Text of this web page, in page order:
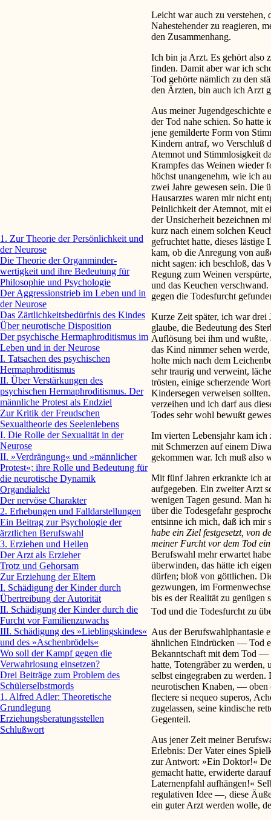
Leicht war auch zu verstehen,
Nahestehender zu reagieren,
den Zusammenhang.
Ich bin ja Arzt. Es gehört also
finden. Damit aber war ich
Tod gehörte nämlich zu den
den Ärzten, bin auch ich Arzt
Aus meiner Jugendgeschichte
der Tod nahe schien. So hatte
jene gemilderte Form von
Kindern antraf, wo Verschluß
Atemnot und Stimmlosigkeit
Krampfes das Weinen wieder
höchst unangenehm, wie ich
zwei Jahre gewesen sein. Die
Hausarztes waren mir nicht
Peinlichkeit der Atemnot, mit
der Unsicherheit bezeichnen
kurz nach einem solchen
gefruchtet hatte, dieses
kam, ob die Anregung von
nicht sagen: ich beschloß, das
Regung zum Weinen
und das Keuchen
gegen die Todesfurcht
Kurze Zeit später, ich war drei
glaube, die Bedeutung des
Auflösung bei ihm und wußte,
das Kind nimmer sehen
holte mich nach dem
sehr traurig und verweint,
trösten, einige scherzende
Kindersegen verweisen
verzeihen und ich darf aus
Todes sehr wohl bewußt
Im vierten Lebensjahr kam ich
mit Schmerzen auf einem
gekommen war. Ich muß also
Mit fünf Jahren erkrankte ich
aufgegeben. Ein zweiter Arzt
wenigen Tagen gesund. Man
über die Todesgefahr
entsinne ich mich, daß ich mir
habe ein Ziel festgesetzt, von
meiner Furcht vor dem Tod
Berufswahl mehr erwartet
überwinden, das hätte ich
dürfen; bloß von göttlichen.
gezwungen, im
bis es der Realität zu
Tod und die Todesfurcht zu
Aus der Berufswahlphantasie
ähnlichen Eindrücken — Tod
Bekanntschaft mit dem Tod —
hatte, Totengräber zu werden,
selbst eingegraben zu werden.
neurotischen Knaben, — oben
flectere si nequeo superos,
zugelassen, seine kindische
Gegenteil.
Aus jener Zeit meiner
Erlebnis: Der Vater eines
zur Antwort: »Ein Doktor!«
gemacht hatte, erwiderte
Laternenpfahl aufhängen!«
regulativen Idee —, diese
ein guter Arzt werden wolle,
1. Zur Theorie der Persönlichkeit und
der Neurose
Die Theorie der Organminder­
wertigkeit und ihre Bedeutung für
Philosophie und Psychologie
Der Aggressionstrieb im Leben und in
der Neurose
Das Zärtlichkeitsbedürfnis des Kindes
Über neurotische Disposition
Der psychische Hermaphroditis­mus im
Leben und in der Neurose
I. Tatsachen des psychischen
Hermaphroditismus
II. Über Verstärkungen des
psychischen Hermaphroditismus. Der
männliche Protest als Endziel
Zur Kritik der Freudschen
Sexualtheorie des Seelenlebens
I. Die Rolle der Sexualität in der
Neurose
II. »Verdrängung« und »männ­licher
Protest«; ihre Rolle und Bedeutung für
die neurotische Dynamik
Organdialekt
Der nervöse Charakter
2. Erhebungen und Falldarstellungen
Ein Beitrag zur Psychologie der
ärztlichen Berufswahl
3. Erziehen und Heilen
Der Arzt als Erzieher
Trotz und Gehorsam
Zur Erziehung der Eltern
I. Schädigung der Kinder durch
Übertreibung der Autorität
II. Schädigung der Kinder durch die
Furcht vor Familienzuwachs
III. Schädigung des »Lieblingskindes«
und des »Aschenbrödels«
Wo soll der Kampf gegen die
Verwahrlosung einsetzen?
Drei Beiträge zum Problem des
Schülerselbstmords
1. Alfred Adler: Theoretische
Grundlegung
Erziehungsberatungsstellen
Schlußwort